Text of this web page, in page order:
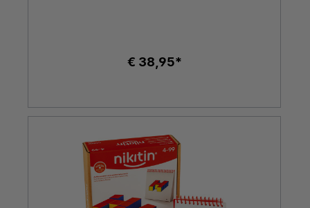
€ 38,95*